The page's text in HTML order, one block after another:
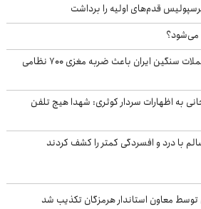
قدم‌های اولیه را برداشت
می‌شود؟
آسوشیتدپرس افشا کرد: حملات سنگین ایران باعث ضربه مغزی ۷۰۰ نظامی
به اظهارات سردار کوثری: شهدا هیچ تلفن
با درد و افسردگی کمتر را کشف کردند
معاون استاندار هرمزگان تکذیب شد